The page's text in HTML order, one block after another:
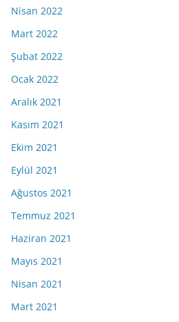
Nisan 2022
Mart 2022
Şubat 2022
Ocak 2022
Aralık 2021
Kasım 2021
Ekim 2021
Eylül 2021
Ağustos 2021
Temmuz 2021
Haziran 2021
Mayıs 2021
Nisan 2021
Mart 2021